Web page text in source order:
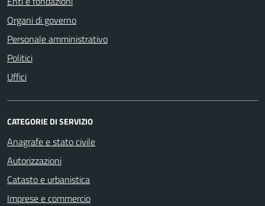
Organi di governo
Personale amministrativo
Politici
Uffici
CATEGORIE DI SERVIZIO
Anagrafe e stato civile
Autorizzazioni
Catasto e urbanistica
Imprese e commercio